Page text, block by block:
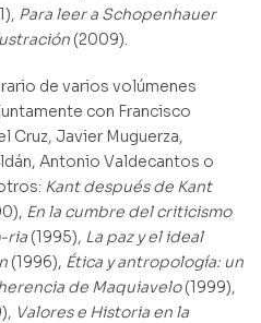
Para leer a Schopenhauer
(2009).
de varios volúmenes
con Francisco
Cruz, Javier Muguerza,
Antonio Valdecantos o
Kant después de Kant
En la cumbre del criticismo
ria (1995), La paz y el ideal
(1996), Ética y antropología: un
de Maquiavelo(1999),
Valores e Historia en la